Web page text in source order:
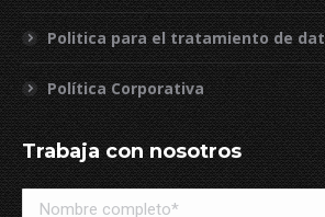
Politica para el tratamiento de
Política Corporativa
Trabaja con nosotros